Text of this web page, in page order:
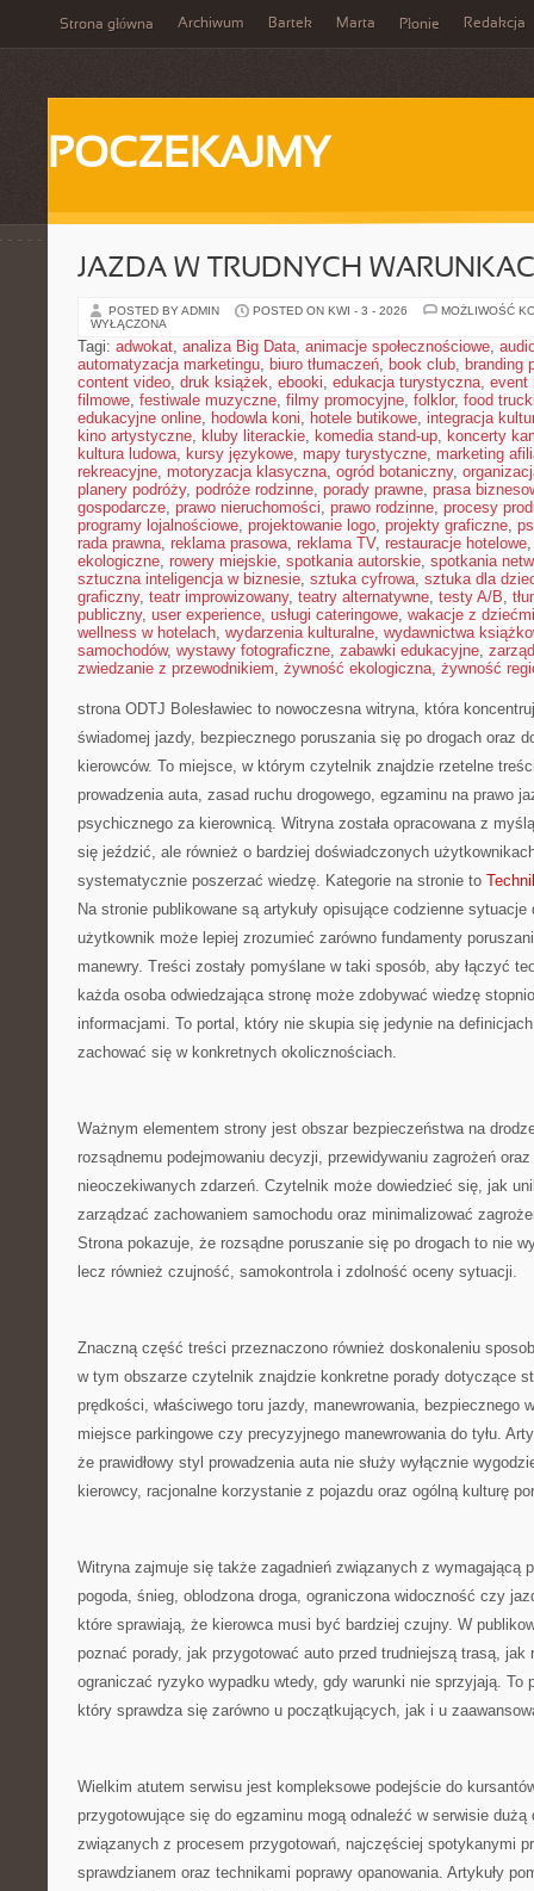
Strona główna Archiwum Bartek Marta Płonie Redakcja
POCZEKAJMY
JAZDA W TRUDNYCH
POSTED BY ADMIN POSTED ON KWI - 3 - 2026
MOŻLIWOŚĆ
WYŁĄCZONA
Tagi: adwokat, analiza Big Data, animacje społecznościowe,
automatyzacja marketingu, biuro tłumaczeń, book club, branding
content video, druk książek, ebooki, edukacja turystyczna, event
filmowe, festiwale muzyczne, filmy promocyjne, folklor, food
edukacyjne online, hodowla koni, hotele butikowe, integracja
kino artystyczne, kluby literackie, komedia stand-up, koncerty
kultura ludowa, kursy językowe, mapy turystyczne, marketing
rekreacyjne, motoryzacja klasyczna, ogród botaniczny,
planery podróży, podróże rodzinne, porady prawne, prasa
gospodarcze, prawo nieruchomości, prawo rodzinne, procesy
programy lojalnościowe, projektowanie logo, projekty graficzne,
rada prawna, reklama prasowa, reklama TV, restauracje hotelowe
ekologiczne, rowery miejskie, spotkania autorskie, spotkania
sztuczna inteligencja w biznesie, sztuka cyfrowa, sztuka dla
graficzny, teatr improwizowany, teatry alternatywne, testy A/B,
publiczny, user experience, usługi cateringowe, wakacje z dziećmi
wellness w hotelach, wydarzenia kulturalne, wydawnictwa
samochodów, wystawy fotograficzne, zabawki edukacyjne,
zwiedzanie z przewodnikiem, żywność ekologiczna, żywność
strona ODTJ Bolesławiec to nowoczesna witryna, która
świadomej jazdy, bezpiecznego poruszania się po drogach oraz
kierowców. To miejsce, w którym czytelnik znajdzie rzetelne
prowadzenia auta, zasad ruchu drogowego, egzaminu na prawo
psychicznego za kierownicą. Witryna została opracowana z
się jeździć, ale również o bardziej doświadczonych
systematycznie poszerzać wiedzę. Kategorie na stronie to
Na stronie publikowane są artykuły opisujące codzienne
użytkownik może lepiej zrozumieć zarówno fundamenty
manewry. Treści zostały pomyślane w taki sposób, aby łączyć
każda osoba odwiedzająca stronę może zdobywać wiedzę
informacjami. To portal, który nie skupia się jedynie na
zachować się w konkretnych okolicznościach.
Ważnym elementem strony jest obszar bezpieczeństwa na
rozsądnemu podejmowaniu decyzji, przewidywaniu zagrożeń
nieoczekiwanych zdarzeń. Czytelnik może dowiedzieć się, jak
zarządzać zachowaniem samochodu oraz minimalizować
Strona pokazuje, że rozsądne poruszanie się po drogach to nie
lecz również czujność, samokontrola i zdolność oceny sytuacji.
Znaczną część treści przeznaczono również doskonaleniu
w tym obszarze czytelnik znajdzie konkretne porady dotyczące
prędkości, właściwego toru jazdy, manewrowania, bezpiecznego
miejsce parkingowe czy precyzyjnego manewrowania do tyłu.
że prawidłowy styl prowadzenia auta nie służy wyłącznie
kierowcy, racjonalne korzystanie z pojazdu oraz ogólną kulturę
Witryna zajmuje się także zagadnień związanych z wymagającą
pogoda, śnieg, oblodzona droga, ograniczona widoczność czy
które sprawiają, że kierowca musi być bardziej czujny. W
poznać porady, jak przygotować auto przed trudniejszą trasą, jak
ograniczać ryzyko wypadku wtedy, gdy warunki nie sprzyjają. To
który sprawdza się zarówno u początkujących, jak i u
Wielkim atutem serwisu jest kompleksowe podejście do
przygotowujące się do egzaminu mogą odnaleźć w serwisie dużą
związanych z procesem przygotowań, najczęściej spotykanymi
sprawdzianem oraz technikami poprawy opanowania. Artykuły